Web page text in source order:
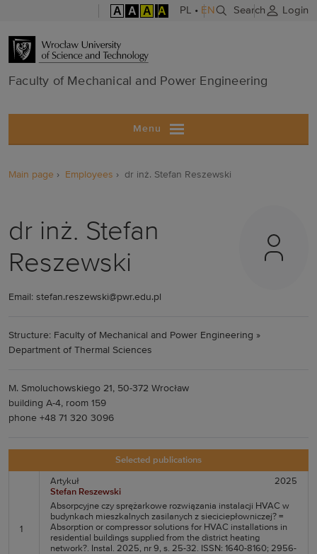
A A A A PL • EN Search Login
Faculty of
Faculty of Mechanical and Power Engineering
Menu
Main page Employees dr inż. Stefan Reszewski
dr inż. Stefan
Reszewski
Email: stefan.reszewski@pwr.edu.pl
Structure: Faculty of Mechanical and Power Engineering »
Department of Thermal Sciences
M. Smoluchowskiego 21, 50-372 Wrocław
building A-4, room 159
phone +48 71 320 3096
Selected publications
1
Artykuł
2025
Stefan Reszewski
Absorpcyjne czy sprężarkowe rozwiązania instalacji HVAC w
budynkach mieszkalnych zasilanych z sieciciepłowniczej? =
Absorption or compressor solutions for HVAC installations in
residential buildings supplied from the district heating
network?. Instal. 2025, nr 9, s. 25-32. ISSN: 1640-8160; 2956-